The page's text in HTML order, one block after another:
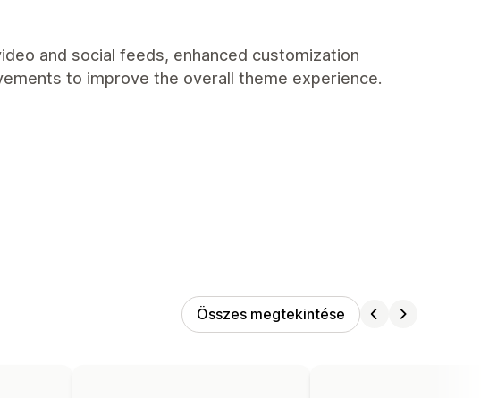
and social feeds, enhanced customization
to improve the overall theme experience.
Összes megtekintése